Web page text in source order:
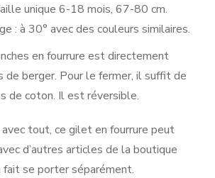
unique 6-18 mois, 67-80 cm.
: à 30° avec des couleurs similaires.
en fourrure est directement
de berger. Pour le fermer, il suffit de
de coton. Il est réversible.
avec tout, ce gilet en fourrure peut
d’autres articles de la boutique
se porter séparément.